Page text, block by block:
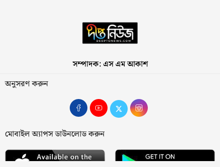
সম্পাদক: এস এম আকাশ
অনুসরণ করুন
মোবাইল অ্যাপস ডাউনলোড করুন